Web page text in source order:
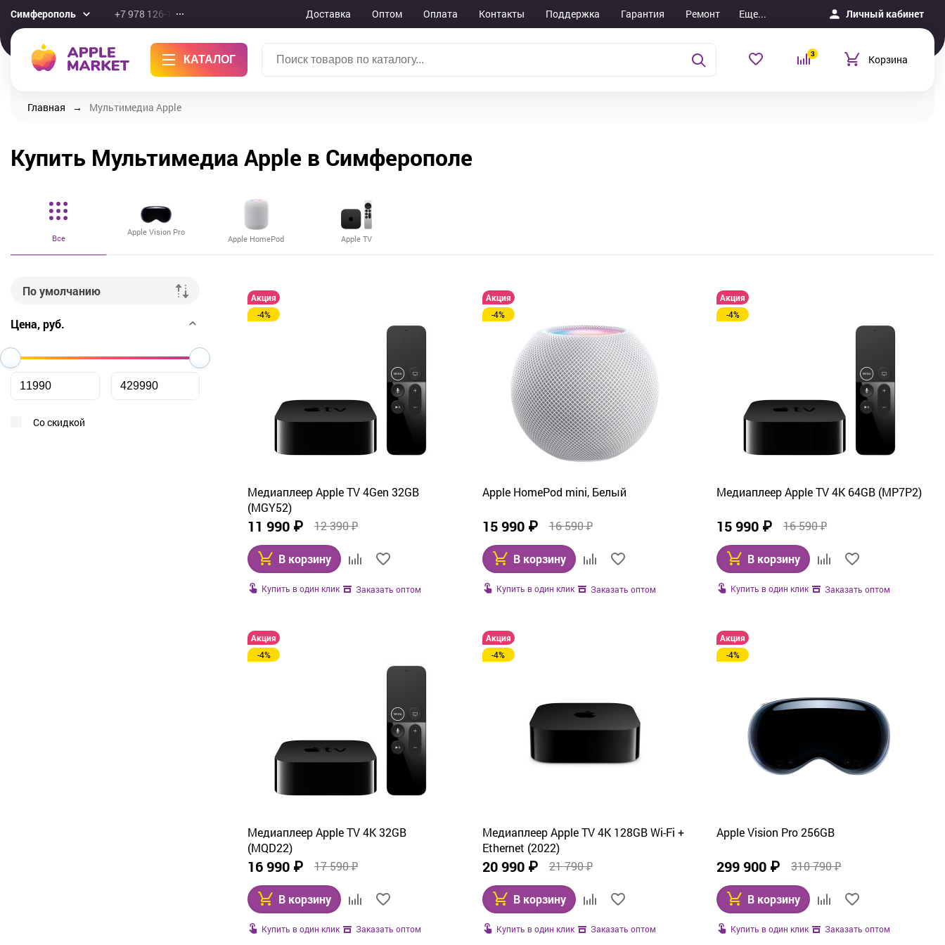
Симферополь +7 978 126-10-46 Доставка Оптом Оплата Контакты Поддержка Гарантия Ремонт Еще... Личный кабинет
КАТАЛОГ 3 Корзина
Главная Мультимедиа Apple
Купить Мультимедиа Apple в Симферополе
Все
Apple Vision Pro
Apple HomePod Apple TV
По умолчанию
От дешевых к дорогим
Цена, руб.
Со скидкой
Акция
-4%
Медиаплеер Apple TV 4Gen 32GB
(MGY52)
11 990 ₽ 12 390 ₽
В корзину
Купить в один клик Заказать оптом
Акция
-4%
Apple HomePod mini, Белый
15 990 ₽ 16 590 ₽
В корзину
Купить в один клик Заказать оптом
Акция
-4%
Медиаплеер Apple TV 4K 64GB (MP7P2)
15 990 ₽ 16 590 ₽
В корзину
Купить в один клик Заказать оптом
Акция
-4%
Медиаплеер Apple TV 4K 32GB
(MQD22)
16 990 ₽ 17 590 ₽
В корзину
Купить в один клик Заказать оптом
Акция
-4%
Медиаплеер Apple TV 4K 128GB Wi-Fi +
Ethernet (2022)
20 990 ₽ 21 790 ₽
В корзину
Купить в один клик Заказать оптом
Акция
-4%
Apple Vision Pro 256GB
299 900 ₽ 310 790 ₽
В корзину
Купить в один клик Заказать оптом